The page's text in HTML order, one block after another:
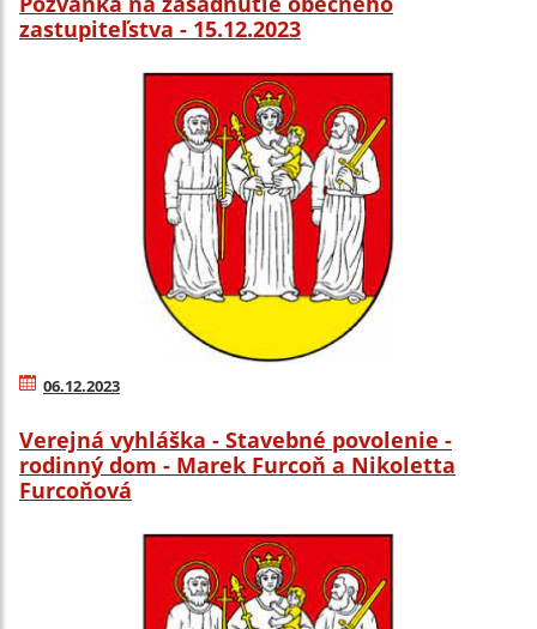
zastupiteľstva - 15.12.2023
06.12.2023
Verejná vyhláška - Stavebné povolenie -
rodinný dom - Marek Furcoň a Nikoletta
Furcoňová